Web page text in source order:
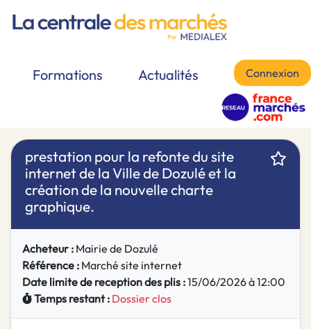
Formations Actualités Connexion
prestation pour la refonte du site
internet de la Ville de Dozulé et la
création de la nouvelle charte
graphique.
Acheteur : Mairie de Dozulé
Référence : Marché site internet
Date limite de reception des plis :15/06/2026 à 12:00
Temps restant : Dossier clos